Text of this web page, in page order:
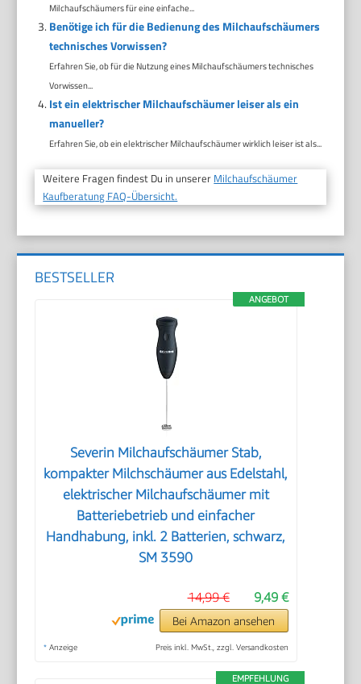
Milchaufschäumers für eine einfache...
Benötige ich für die Bedienung des Milchaufschäumers
technisches Vorwissen?
Erfahren Sie, ob für die Nutzung eines Milchaufschäumers technisches
Vorwissen...
Ist ein elektrischer Milchaufschäumer leiser als ein
manueller?
Erfahren Sie, ob ein elektrischer Milchaufschäumer wirklich leiser ist als...
Weitere Fragen findest Du in unserer Milchaufschäumer
Kaufberatung FAQ-Übersicht.
BESTSELLER
ANGEBOT
Severin Milchaufschäumer Stab,
kompakter Milchschäumer aus Edelstahl,
elektrischer Milchaufschäumer mit
Batteriebetrieb und einfacher
Handhabung, inkl. 2 Batterien, schwarz,
SM 3590
9,49 €
14,99 €
Bei Amazon ansehen
* Anzeige Preis inkl. MwSt., zzgl. Versandkosten
EMPFEHLUNG